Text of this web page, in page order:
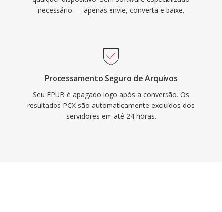
necessário — apenas envie, converta e baixe.
Processamento Seguro de Arquivos
Seu EPUB é apagado logo após a conversão. Os
resultados PCX são automaticamente excluídos dos
servidores em até 24 horas.